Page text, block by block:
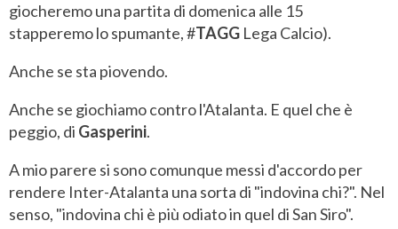
giocheremo una partita di domenica alle 15
stapperemo lo spumante, #TAGG Lega Calcio).
Anche se sta piovendo.
Anche se giochiamo contro l'Atalanta. E quel che è
peggio, di Gasperini.
A mio parere si sono comunque messi d'accordo per
rendere Inter-Atalanta una sorta di "indovina chi?". Nel
senso, "indovina chi è più odiato in quel di San Siro".